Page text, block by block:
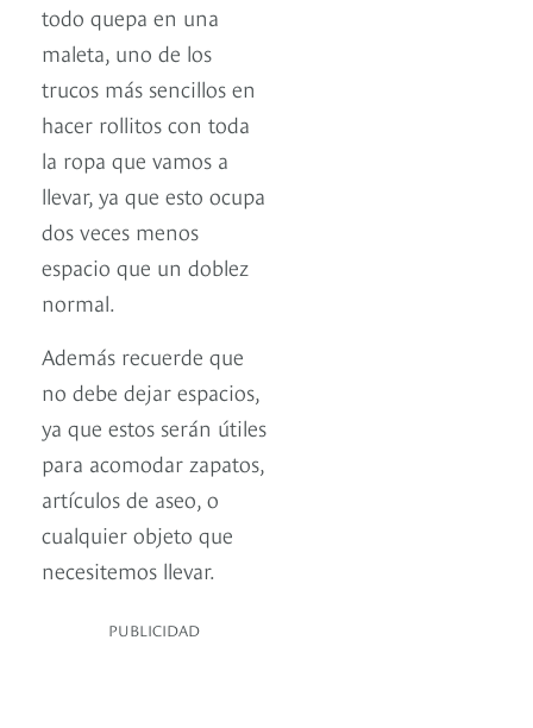
todo quepa en una
maleta, uno de los
trucos más sencillos en
hacer rollitos con toda
la ropa que vamos a
llevar, ya que esto ocupa
dos veces menos
espacio que un doblez
normal.
Además recuerde que
no debe dejar espacios,
ya que estos serán útiles
para acomodar zapatos,
artículos de aseo, o
cualquier objeto que
necesitemos llevar.
PUBLICIDAD